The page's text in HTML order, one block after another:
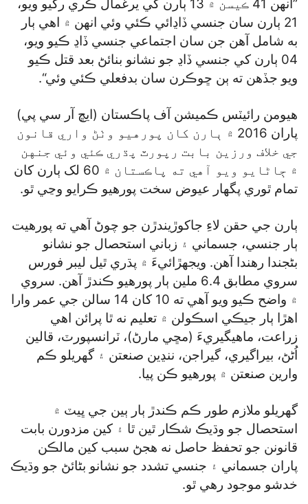
”انهن 41 ڪيسن ۾ 13 ٻارن کي يرغمال ڪري رکيو ويو،
21 ٻارن سان جنسي ڏاڍائي ڪئي وئي انهن ۾ اهي ٻار
به شامل آهن جن سان اجتماعي جنسي ڏاڍ ڪيو ويو،
04 ٻارن کي جنسي ڏاڍ جو نشانو بنائڻ بعد قتل ڪيو
ويو جڏهن ته ٻن ڇوڪرن سان بدفعلي ڪئي وئي“.
هيومن رائيٽس ڪميشن آف پاڪستان (ايڇ آر سي پي)
پاران 2016 ۾ ٻارن کان پورهيو وٺڻ واري قانون
جي خلاف ورزين بابت رپورٽ پڌري ڪئي وئي جنهن
۾ ڄاڻايو ويو آهي ته پاڪستان ۾ 60 لک ٻارن کان
تمام ٿوري پگھار عيوض سخت پورهيو ڪرايو وڃي ٿو.
ٻارن جي حقن لاءِ جاکوڙيندڙن جو چوڻ آهي ته پورهيت
ٻار جنسي، جسماني ۽ زباني استحصال جو نشانو
بڻجندا رهندا آهن. ويجهڙائيءَ ۾ پڌري ٿيل ليبر فورس
سروي مطابق 6.4 ملين ٻار پورهيو ڪندڙ آهن. سروي
۾ واضح ڪيو ويو آهي ته 10 کان 14 سالن جي عمر وارا
اهڙا ٻار جيڪي اسڪولن ۾ تعليم نه ٿا پرائن اهي
زراعت، ماهيگيريءَ (مڇي مارڻ)، ٽرانسپورٽ، قالين
اُڻڻ، بيراگيري، گيراجن، ننڍين صنعتن ۽ گھريلو ڪم
وارين صنعتن ۾ پورهيو ڪن پيا.
گھريلو ملازم طور ڪم ڪندڙ ٻار ٻين جي ڀيٽ ۾
استحصال جو وڌيڪ شڪار ٿين ٿا ۽ کين مزدورن بابت
قانونن جو تحفظ حاصل نه هجڻ سبب کين مالڪن
پاران جسماني ۽ جنسي تشدد جو نشانو بڻائڻ جو وڌيڪ
خدشو موجود رهي ٿو.